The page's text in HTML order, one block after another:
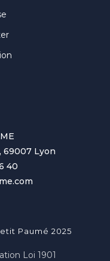
69007 Lyon
40
Paumé 2025
Loi 1901